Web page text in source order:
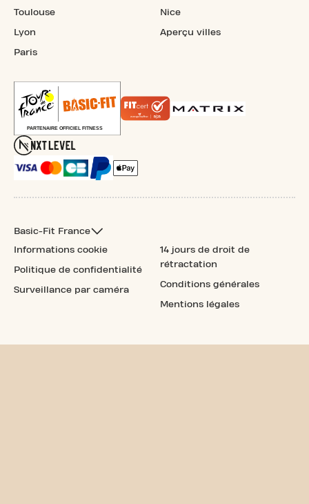
Toulouse
Lyon
Paris
Nice
Aperçu villes
Basic-Fit France
Informations cookie
Politique de confidentialité
Surveillance par caméra
14 jours de droit de
rétractation
Conditions générales
Mentions légales